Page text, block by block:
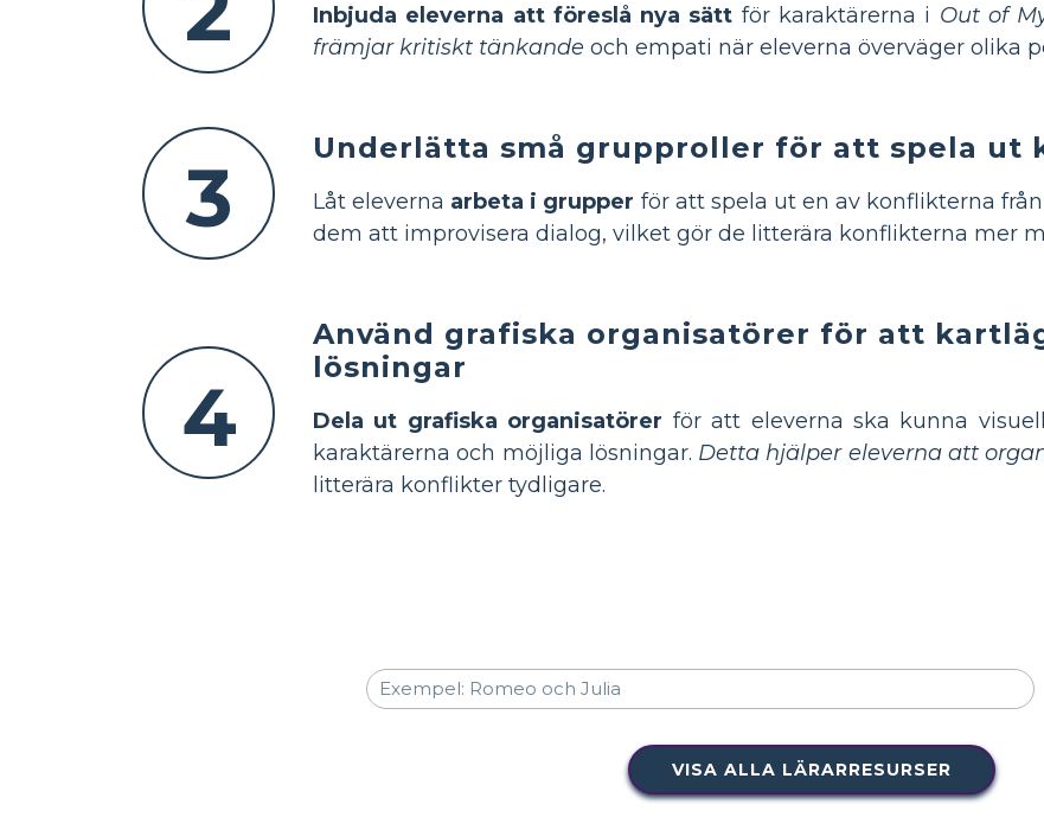
Inbjuda eleverna att föreslå nya sätt för karaktärerna i Out of
främjar kritiskt tänkande och empati när eleverna överväger olika
3
Underlätta små grupproller för att spela ut
Låt eleverna arbeta i grupper för att spela ut en av konflikterna
dem att improvisera dialog, vilket gör de litterära konflikterna mer
4
Använd grafiska organisatörer för att
lösningar
Dela ut grafiska organisatörer för att eleverna ska kunna
karaktärerna och möjliga lösningar. Detta hjälper eleverna att
litterära konflikter tydligare.
VISA ALLA LÄRARRESURSER